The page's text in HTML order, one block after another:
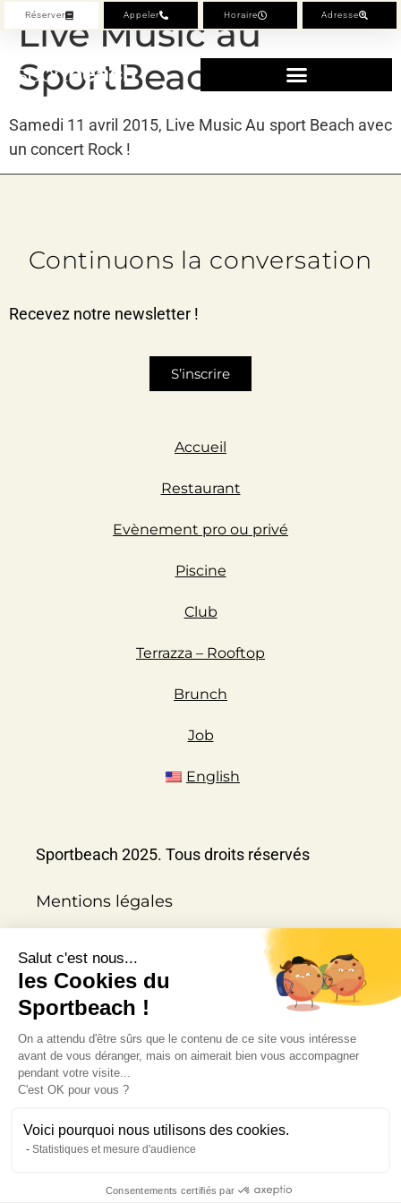
Réserver Appeler Horaire Adresse
Live Music au
SportBeach
Samedi 11 avril 2015, Live Music Au sport Beach avec
un concert Rock !
Continuons la conversation
Recevez notre newsletter !
S’inscrire
Accueil
Restaurant
Evènement pro ou privé
Piscine
Club
Terrazza – Rooftop
Brunch
Job
English
Sportbeach 2025. Tous droits réservés
Mentions légales
Noël en entreprise
Restaurant Marseille 13008
Piscine privée 13008
Brunch à Marseille 13008
Salut c'est nous...
les Cookies du
Sportbeach !
On a attendu d'être sûrs que le contenu de ce site vous intéresse
avant de vous déranger, mais on aimerait bien vous accompagner
pendant votre visite...
C'est OK pour vous ?
Voici pourquoi nous utilisons des cookies.
Statistiques et mesure d'audience
Consentements certifiés par